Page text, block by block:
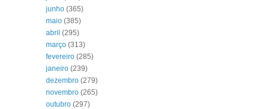
junho (365)
maio (385)
abril (295)
março (313)
fevereiro (285)
janeiro (239)
dezembro (279)
novembro (265)
outubro (297)